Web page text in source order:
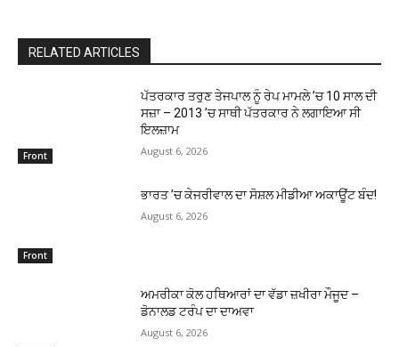
RELATED ARTICLES
Front
ਪੱਤਰਕਾਰ ਤਰੁਣ ਤੇਜਪਾਲ ਨੂੰ ਰੇਪ ਮਾਮਲੇ ’ਚ 10 ਸਾਲ ਦੀ
ਸਜ਼ਾ – 2013 ’ਚ ਸਾਥੀ ਪੱਤਰਕਾਰ ਨੇ ਲਗਾਇਆ ਸੀ
ਇਲਜ਼ਾਮ
August 6, 2026
Front
ਭਾਰਤ ’ਚ ਕੇਜਰੀਵਾਲ ਦਾ ਸੋਸ਼ਲ ਮੀਡੀਆ ਅਕਾਊਂਟ ਬੰਦ!
August 6, 2026
ਅਮਰੀਕਾ ਕੋਲ ਹਥਿਆਰਾਂ ਦਾ ਵੱਡਾ ਜ਼ਖੀਰਾ ਮੌਜੂਦ –
ਡੋਨਾਲਡ ਟਰੰਪ ਦਾ ਦਾਅਵਾ
August 6, 2026